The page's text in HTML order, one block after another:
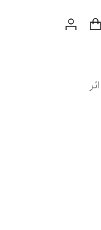
اثر